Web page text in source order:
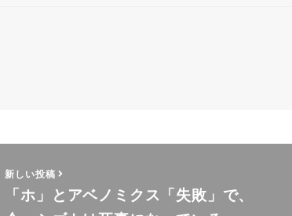
新しい投稿
「ホ」とアベノミクス「失敗」で、